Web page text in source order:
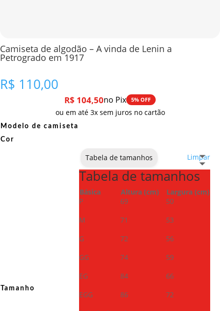
Camiseta de algodão – A vinda de Lenin a
Petrogrado em 1917
R$ 110,00
R$ 104,50no Pix 5% OFF
ou em até 3x sem juros no cartão
Modelo de camiseta
Cor
Tamanho
Limpar
Tabela de tamanhos
Tabela de tamanhos
Básica Altura (cm)
Largura (cm)
P
69
50
M
71
53
G
72
56
GG
74
59
EG
84
66
EGG
86
72